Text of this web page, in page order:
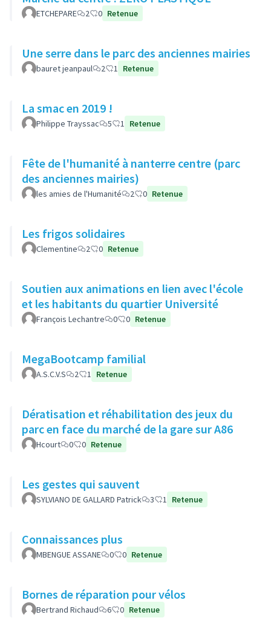
ETCHEPARE 2 0 Retenue
Une serre dans le parc des anciennes mairies
bauret jeanpaul 2 1 Retenue
La smac en 2019 !
Philippe Trayssac 5 1 Retenue
Fête de l'humanité à nanterre centre (parc
des anciennes mairies)
les amies de l'Humanité 2 0 Retenue
Les frigos solidaires
Clementine 2 0 Retenue
Soutien aux animations en lien avec l'école
et les habitants du quartier Université
François Lechantre 0 0 Retenue
MegaBootcamp familial
A.S.C.V.S 2 1 Retenue
Dératisation et réhabilitation des jeux du
parc en face du marché de la gare sur A86
Hcourt 0 0 Retenue
Les gestes qui sauvent
SYLVIANO DE GALLARD Patrick 3 1 Retenue
Connaissances plus
MBENGUE ASSANE 0 0 Retenue
Bornes de réparation pour vélos
Bertrand Richaud 6 0 Retenue